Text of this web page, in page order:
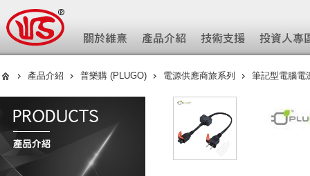
產品介紹 普樂購 (PLUGO) 電源供應商旅系列 筆記型電腦電